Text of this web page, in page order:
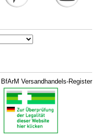
BfArM Versandhandels-Register